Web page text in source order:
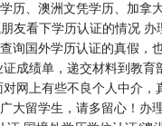
历、澳洲文凭学历、加拿
友看下学历认证的情况
国外学历认证的真假，
成绩单，递交材料到教育
网上有些不良个人中介，
大留学生，请多留心！办